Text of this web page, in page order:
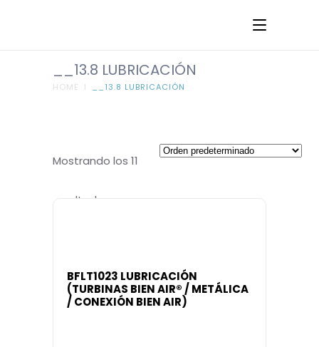
__13.8 LUBRICACIÓN
HOME I __13.8 LUBRICACIÓN
Mostrando los 11
resultados
BFLT1023 LUBRICACIÓN
(TURBINAS BIEN AIR® / METÁLICA
/ CONEXIÓN BIEN AIR)